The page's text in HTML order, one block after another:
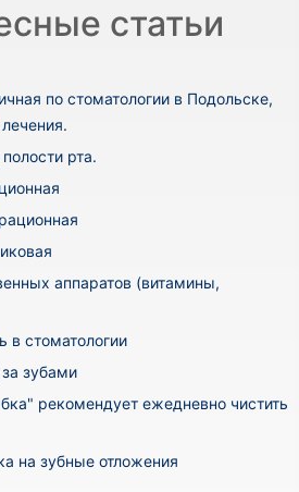
статьи
по стоматологии в Подольске,
рта.
аппаратов (витамины,
в стоматологии
зубами
рекомендует ежедневно чистить
на зубные отложения